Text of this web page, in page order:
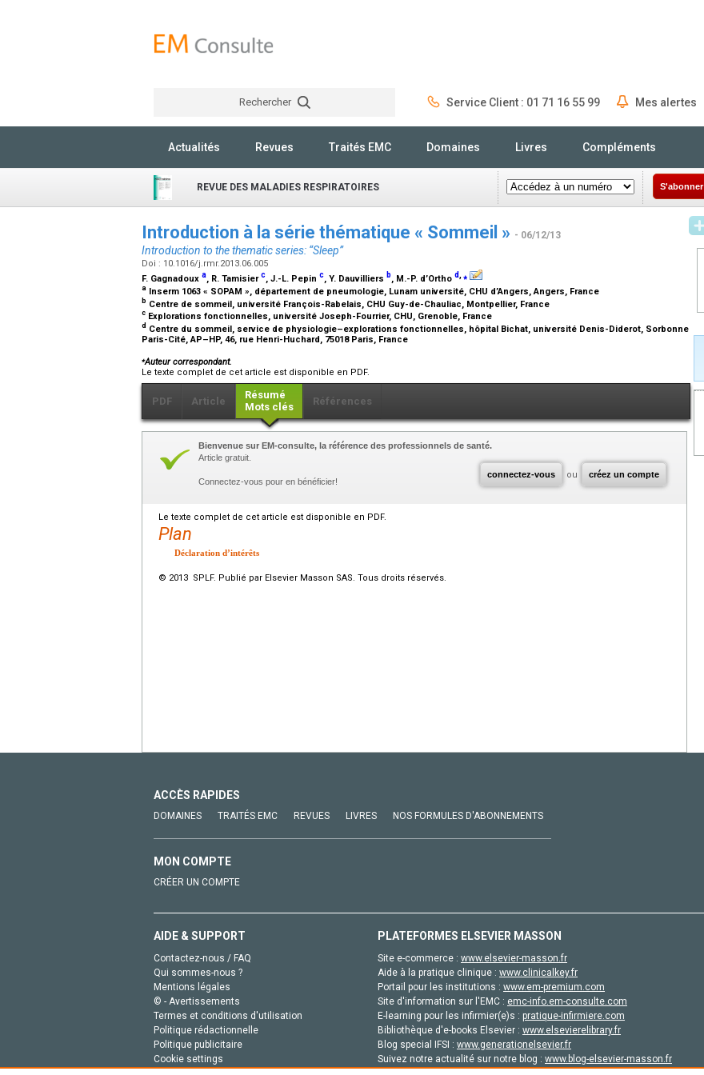
Rechercher Service Client : 01 71 16 55 99 Mes alertes
Actualités Revues Traités EMC Domaines Livres Compléments
REVUE DES MALADIES RESPIRATOIRES S'abonner
Introduction à la série thématique « Sommeil » - 06/12/13
Introduction to the thematic series: “Sleep”
Doi : 10.1016/j.rmr.2013.06.005
F. Gagnadoux a, R. Tamisierc, J.-L. Pepin c, Y. Dauvilliers b, M.-P. d’Ortho d,⁎
a Inserm 1063 « SOPAM », département de pneumologie, Lunam université, CHU d’Angers, Angers, France
b Centre de sommeil, université François-Rabelais, CHU Guy-de-Chauliac, Montpellier, France
c Explorations fonctionnelles, université Joseph-Fourrier, CHU, Grenoble, France
d Centre du sommeil, service de physiologie–explorations fonctionnelles, hôpital Bichat, université Denis-Diderot, Sorbonne
Paris-Cité, AP–HP, 46, rue Henri-Huchard, 75018 Paris, France
⁎Auteur correspondant.
Le texte complet de cet article est disponible en PDF.
PDF Article
Résumé
Mots clés
Références
connectez-vous ou créez un compte
Bienvenue sur EM-consulte, la référence des professionnels de santé.
Article gratuit.
Connectez-vous pour en bénéficier!
Le texte complet de cet article est disponible en PDF.
Plan
Déclaration d’intérêts
© 2013 SPLF. Publié par Elsevier Masson SAS. Tous droits réservés.
ACCÈS RAPIDES
DOMAINES TRAITÉS EMC REVUES LIVRES NOS FORMULES D'ABONNEMENTS
MON COMPTE
CRÉER UN COMPTE
AIDE & SUPPORT
Contactez-nous / FAQ
Qui sommes-nous ?
Mentions légales
© - Avertissements
Termes et conditions d'utilisation
Politique rédactionnelle
Politique publicitaire
Cookie settings
PLATEFORMES ELSEVIER MASSON
Site e-commerce : www.elsevier-masson.fr
Aide à la pratique clinique : www.clinicalkey.fr
Portail pour les institutions : www.em-premium.com
Site d'information sur l'EMC : emc-info.em-consulte.com
E-learning pour les infirmier(e)s : pratique-infirmiere.com
Bibliothèque d'e-books Elsevier : www.elsevierelibrary.fr
Blog special IFSI : www.generationelsevier.fr
Suivez notre actualité sur notre blog : www.blog-elsevier-masson.fr